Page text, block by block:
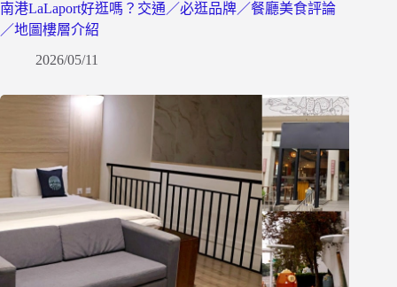
南港LaLaport好逛嗎？交通／必逛品牌／餐廳美食評論
／地圖樓層介紹
2026/05/11